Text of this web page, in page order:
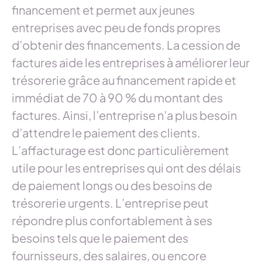
financement et permet aux jeunes
entreprises avec peu de fonds propres
d’obtenir des financements. La cession de
factures aide les entreprises à améliorer leur
trésorerie grâce au financement rapide et
immédiat de 70 à 90 % du montant des
factures. Ainsi, l’entreprise n’a plus besoin
d’attendre le paiement des clients.
L’affacturage est donc particulièrement
utile pour les entreprises qui ont des délais
de paiement longs ou des besoins de
trésorerie urgents. L’entreprise peut
répondre plus confortablement à ses
besoins tels que le paiement des
fournisseurs, des salaires, ou encore